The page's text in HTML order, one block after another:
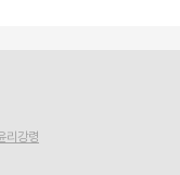
리강령